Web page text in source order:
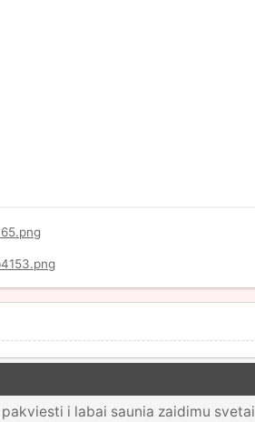
i labai saunia zaidimu